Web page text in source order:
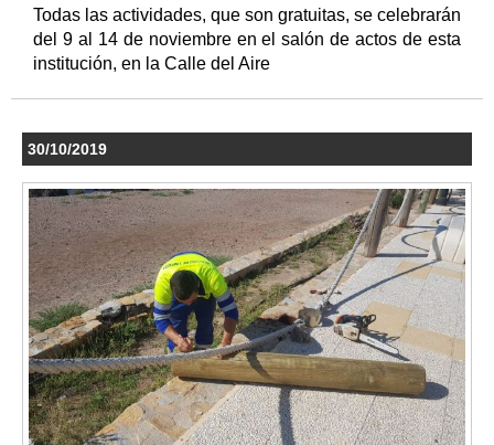
Todas las actividades, que son gratuitas, se celebrarán
del 9 al 14 de noviembre en el salón de actos de esta
institución, en la Calle del Aire
30/10/2019